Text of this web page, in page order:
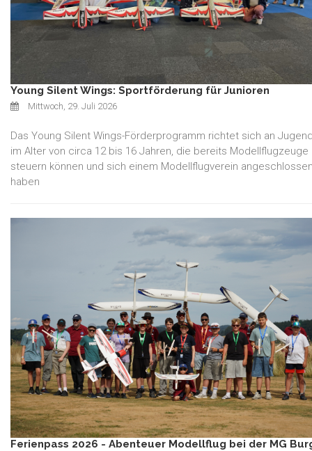
Young Silent Wings: Sportförderung für Junioren
Mittwoch, 29. Juli 2026
Das Young Silent Wings-Förderprogramm richtet sich an
im Alter von circa 12 bis 16 Jahren, die bereits Modellflugzeuge
steuern können und sich einem Modellflugverein
haben
Ferienpass 2026 - Abenteuer Modellflug bei der MG